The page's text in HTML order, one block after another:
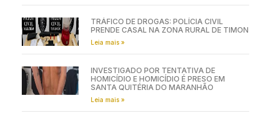
TRÁFICO DE DROGAS: POLÍCIA CIVIL
PRENDE CASAL NA ZONA RURAL DE TIMON
Leia mais »
INVESTIGADO POR TENTATIVA DE
HOMICÍDIO E HOMICÍDIO É PRESO EM
SANTA QUITÉRIA DO MARANHÃO
Leia mais »